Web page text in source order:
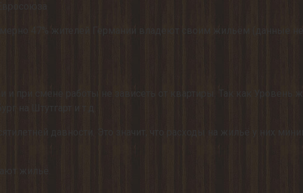
и при смене работы не зависеть от квартиры. Так как Уровень
на Штутгарт и т.д.
давности. Это значит, что расходы на жильё у них
жильё.